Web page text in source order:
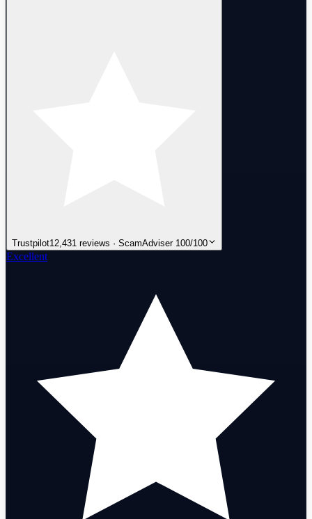
Trustpilot12,431 reviews · ScamAdviser 100/100
Excellent